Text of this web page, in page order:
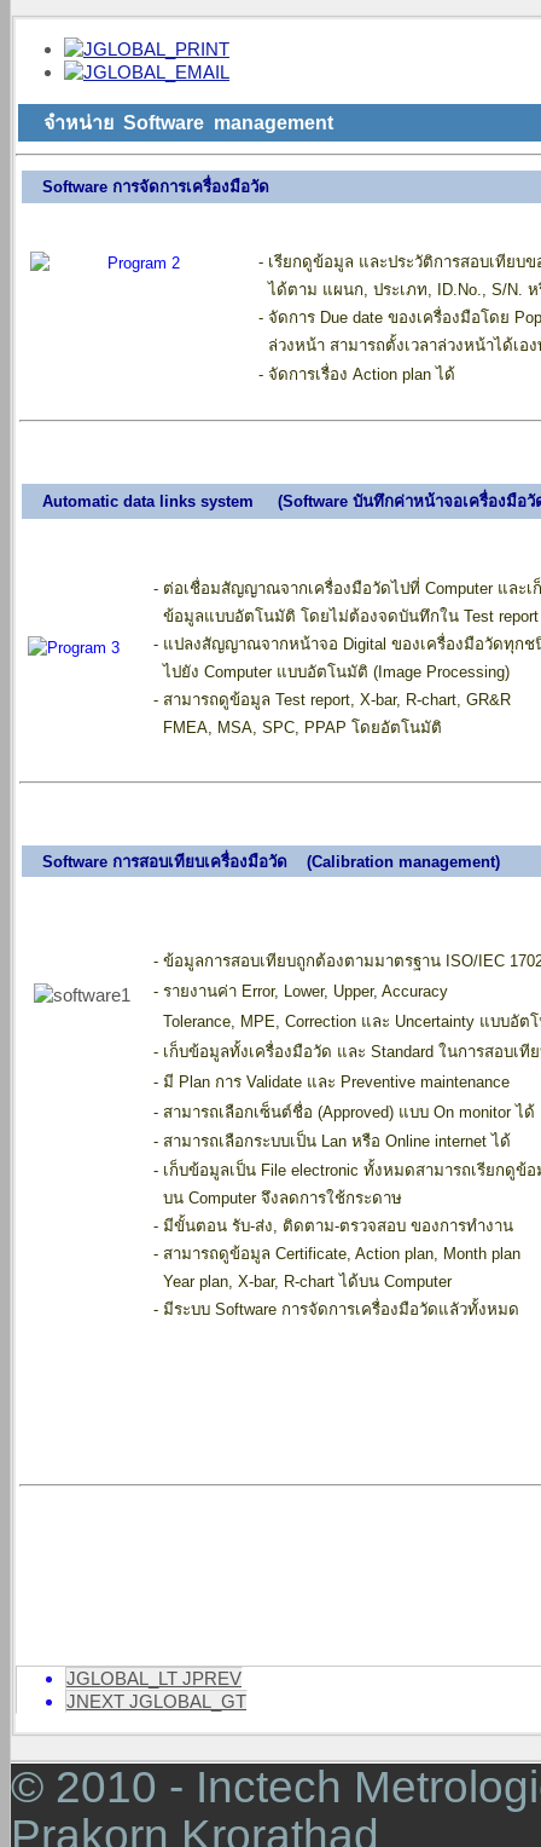
จำหน่าย Software management
Software การจัดการเครื่องมือวัด
- เรียกดูข้อมูล และประวัติการสอบเทียบ
ได้ตาม แผนก, ประเภท, ID.No., S/N. ห
- จัดการ Due date ของเครื่องมือโดย
ล่วงหน้า สามารถตั้งเวลาล่วงหน้าได้เอ
- จัดการเรื่อง Action plan ได้
Automatic data links system (Software บันทึกค่าหน้าจอเครื่องมือวั
- ต่อเชื่อมสัญญาณจากเครื่องมือวัดไปที่ Computer และเ
ข้อมูลแบบอัตโนมัติ โดยไม่ต้องจดบันทึกใน Test report
- แปลงสัญญาณจากหน้าจอ Digital ของเครื่องมือวัดทุกช
ไปยัง Computer แบบอัตโนมัติ (Image Processing)
- สามารถดูข้อมูล Test report, X-bar, R-chart, GR&R
FMEA, MSA, SPC, PPAP โดยอัตโนมัติ
Software การสอบเทียบเครื่องมือวัด (Calibration management)
- ข้อมูลการสอบเทียบถูกต้องตามมาตรฐาน ISO/IEC
- รายงานค่า Error, Lower, Upper, Accuracy
Tolerance, MPE, Correction และ Uncertainty แบบอัต
- เก็บข้อมูลทั้งเครื่องมือวัด และ Standard ในการสอบเที
- มี Plan การ Validate และ Preventive maintenance
- สามารถเลือกเซ็นต์ชื่อ (Approved) แบบ On monitor ได้
- สามารถเลือกระบบเป็น Lan หรือ Online internet ได้
- เก็บข้อมูลเป็น File electronic ทั้งหมดสามารถเรียกดูข้อ
บน Computer จึงลดการใช้กระดาษ
- มีขั้นตอน รับ-ส่ง, ติดตาม-ตรวจสอบ ของการทำงาน
- สามารถดูข้อมูล Certificate, Action plan, Month plan
Year plan, X-bar, R-chart ได้บน Computer
- มีระบบ Software การจัดการเครื่องมือวัดแลัวทั้งหมด
JGLOBAL_LT JPREV
JNEXT JGLOBAL_GT
© 2010 - Inctech
Prakorn Krorathad